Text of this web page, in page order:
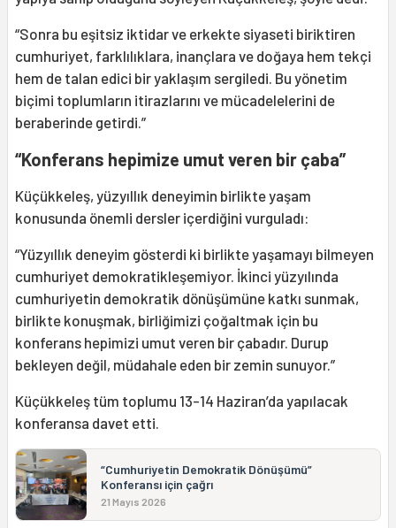
“Sonra bu eşitsiz iktidar ve erkekte siyaseti biriktiren
cumhuriyet, farklılıklara, inançlara ve doğaya hem tekçi
hem de talan edici bir yaklaşım sergiledi. Bu yönetim
biçimi toplumların itirazlarını ve mücadelelerini de
beraberinde getirdi.”
“Konferans hepimize umut veren bir çaba”
Küçükkeleş, yüzyıllık deneyimin birlikte yaşam
konusunda önemli dersler içerdiğini vurguladı:
“Yüzyıllık deneyim gösterdi ki birlikte yaşamayı bilmeyen
cumhuriyet demokratikleşemiyor. İkinci yüzyılında
cumhuriyetin demokratik dönüşümüne katkı sunmak,
birlikte konuşmak, birliğimizi çoğaltmak için bu
konferans hepimizi umut veren bir çabadır. Durup
bekleyen değil, müdahale eden bir zemin sunuyor.”
Küçükkeleş tüm toplumu 13-14 Haziran’da yapılacak
konferansa davet etti.
“Cumhuriyetin Demokratik Dönüşümü”
Konferansı için çağrı
21 Mayıs 2026